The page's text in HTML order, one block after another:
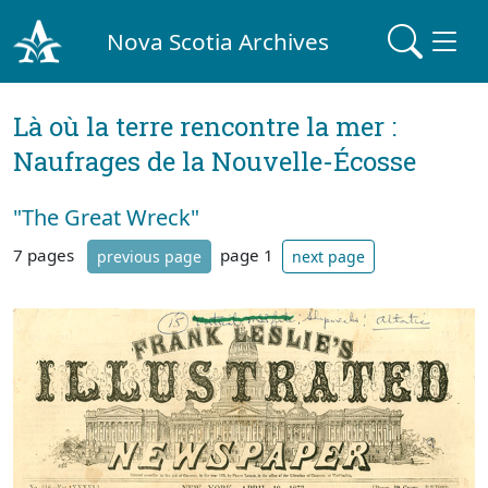
Nova Scotia Archives
Là où la terre rencontre la mer :
Naufrages de la Nouvelle-Écosse
"The Great Wreck"
7 pages previous page page 1 next page